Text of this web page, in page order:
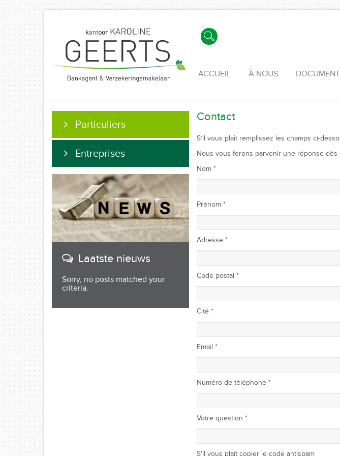
ACCUEIL À NOUS
Contact
S’il vous plaît remplissez les champs ci-
Nous vous ferons parvenir une réponse dès
Nom *
Prénom *
Adresse *
Code postal *
Cité *
Email *
Numéro de téléphone *
Votre question *
S'il vous plaît copier le code antispam
Particuliers
Entreprises
Laatste nieuws
Sorry, no posts matched your
criteria.